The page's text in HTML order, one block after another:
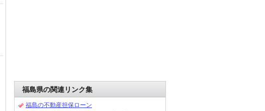
福島県の関連リンク集
福島の不動産担保ローン